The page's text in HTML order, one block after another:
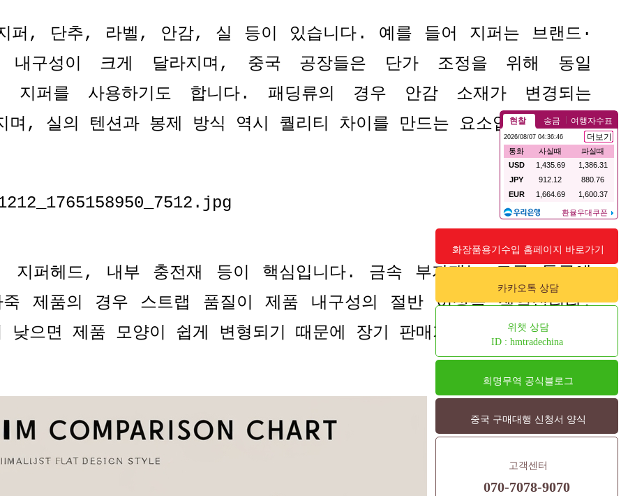
화장품용기수입 홈페이지 바로가기
카카오톡 상담
위챗 상담
ID : hmtradechina
희명무역 공식블로그
중국 구매대행 신청서 양식
고객센터
070-7078-9070
퍼 , 단추, 라벨 , 안감, 실 등이 있습니다 . 예를 들어 지퍼는 브랜드 ·
구성이 크게 달라지며 , 중국 공장들은 단가 조정을 위해 동일
지퍼를 사용하기도 합니다. 패딩류의 경우 안감 소재가 변경되는
며 , 실의 텐션과 봉제 방식 역시 퀄리티 차이를 만드는 요소입니다.
지퍼헤드, 내부 충전재 등이 핵심입니다. 금속 부자재는 도금 등급에
죽 제품의 경우 스트랩 품질이 제품 내구성의 절반 이상을 책임집니다.
낮으면 제품 모양이 쉽게 변형되기 때문에 장기 판매가 어렵습니다.